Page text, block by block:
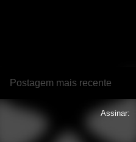
Postagem mais recente
Assinar: